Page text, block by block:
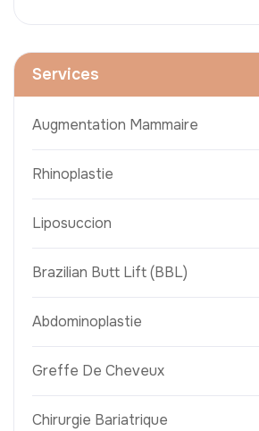
Services
Augmentation Mammaire
Rhinoplastie
Liposuccion
Brazilian Butt Lift (BBL)
Abdominoplastie
Greffe De Cheveux
Chirurgie Bariatrique